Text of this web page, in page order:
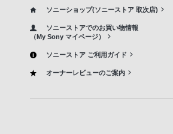
ソニーショップ(ソニーストア 取次店)
ソニーストアでのお買い物情報
（My Sony マイページ）
ソニーストア ご利用ガイド
オーナーレビューのご案内